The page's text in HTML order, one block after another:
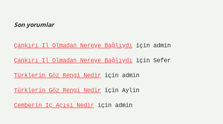
Son yorumlar
Çankırı Il Olmadan Nereye Bağlıydı için admin
Çankırı Il Olmadan Nereye Bağlıydı için Sefer
Türklerin Göz Rengi Nedir için admin
Türklerin Göz Rengi Nedir için Aylin
Çemberin Iç Açısı Nedir için admin